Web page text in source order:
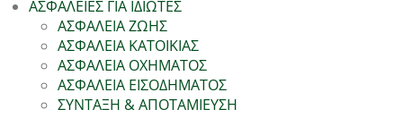
ΑΣΦΑΛΕΙΕΣ ΓΙΑ ΙΔΙΩΤΕΣ
ΑΣΦΑΛΕΙΑ ΖΩΗΣ
ΑΣΦΑΛΕΙΑ ΚΑΤΟΙΚΙΑΣ
ΑΣΦΑΛΕΙΑ ΟΧΗΜΑΤΟΣ
ΑΣΦΑΛΕΙΑ ΕΙΣΟΔΗΜΑΤΟΣ
ΣΥΝΤΑΞΗ & ΑΠΟΤΑΜΙΕΥΣΗ